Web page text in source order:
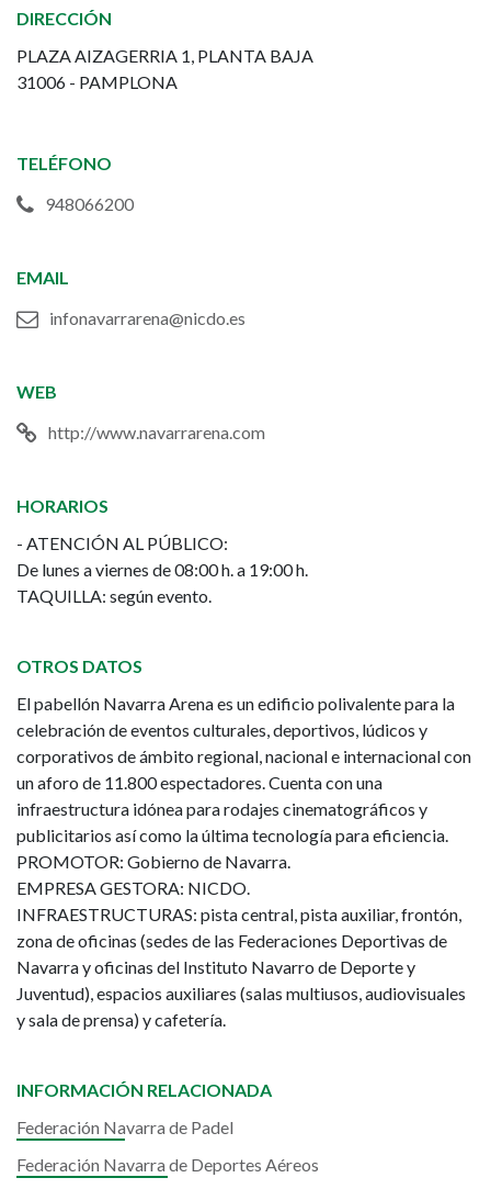
DIRECCIÓN
PLAZA AIZAGERRIA 1, PLANTA BAJA
31006 - PAMPLONA
TELÉFONO
948066200
EMAIL
infonavarrarena@nicdo.es
WEB
http://www.navarrarena.com
HORARIOS
- ATENCIÓN AL PÚBLICO:
De lunes a viernes de 08:00 h. a 19:00 h.
TAQUILLA: según evento.
OTROS DATOS
El pabellón Navarra Arena es un edificio polivalente para la
celebración de eventos culturales, deportivos, lúdicos y
corporativos de ámbito regional, nacional e internacional con
un aforo de 11.800 espectadores. Cuenta con una
infraestructura idónea para rodajes cinematográficos y
publicitarios así como la última tecnología para eficiencia.
PROMOTOR: Gobierno de Navarra.
EMPRESA GESTORA: NICDO.
INFRAESTRUCTURAS: pista central, pista auxiliar, frontón,
zona de oficinas (sedes de las Federaciones Deportivas de
Navarra y oficinas del Instituto Navarro de Deporte y
Juventud), espacios auxiliares (salas multiusos, audiovisuales
y sala de prensa) y cafetería.
INFORMACIÓN RELACIONADA
Federación Navarra de Padel
Federación Navarra de Deportes Aéreos